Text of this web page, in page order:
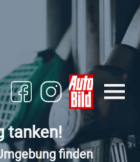
tanken!
finden